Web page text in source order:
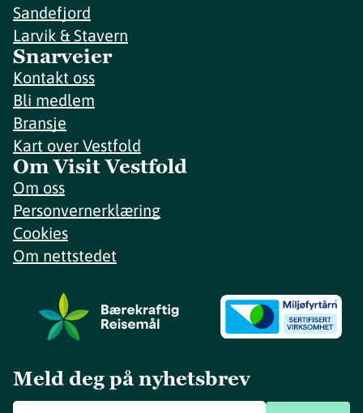
Sandefjord
Larvik & Stavern
Snarveier
Kontakt oss
Bli medlem
Bransje
Kart over Vestfold
Om Visit Vestfold
Om oss
Personvernerklæring
Cookies
Om nettstedet
Meld deg på nyhetsbrev